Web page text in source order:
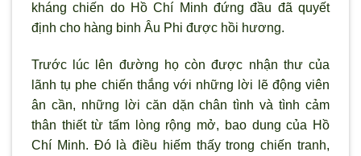
kháng chiến do Hồ Chí Minh đứng đầu đã quyết
định cho hàng binh Âu Phi được hồi hương.
Trước lúc lên đường họ còn được nhận thư của
lãnh tụ phe chiến thắng với những lời lẽ động viên
ân cần, những lời căn dặn chân tình và tình cảm
thân thiết từ tấm lòng rộng mở, bao dung của Hồ
Chí Minh. Đó là điều hiếm thấy trong chiến tranh,